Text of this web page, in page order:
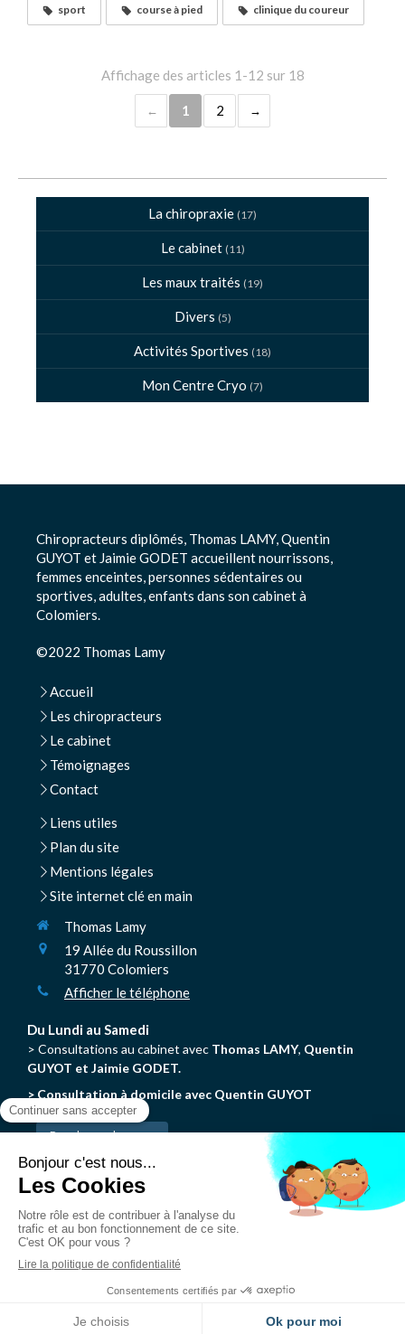
sport course à pied clinique du coureur
Affichage des articles 1-12 sur 18
1 2
La chiropraxie (17)
Le cabinet (11)
Les maux traités (19)
Divers (5)
Activités Sportives (18)
Mon Centre Cryo (7)
Chiropracteurs diplômés, Thomas LAMY, Quentin
GUYOT et Jaimie GODET accueillent nourrissons,
femmes enceintes, personnes sédentaires ou
sportives, adultes, enfants dans son cabinet à
Colomiers.
©2022 Thomas Lamy
Accueil
Les chiropracteurs
Le cabinet
Témoignages
Contact
Liens utiles
Plan du site
Mentions légales
Site internet clé en main
Thomas Lamy
19 Allée du Roussillon
31770 Colomiers
Afficher le téléphone
Du Lundi au Samedi
> Consultations au cabinet avec Thomas LAMY, Quentin
GUYOT et Jaimie GODET.
> Consultation à domicile avec Quentin GUYOT
Prendre rendez-vous
N'hésitez pas à consulter les autres pages du site pour en
savoir plus sur la Chiropraxie.
© Thomas Lamy - Chiropracteur Colomiers
Création et référencement du site par Simplébo
Site partenaire deAFC